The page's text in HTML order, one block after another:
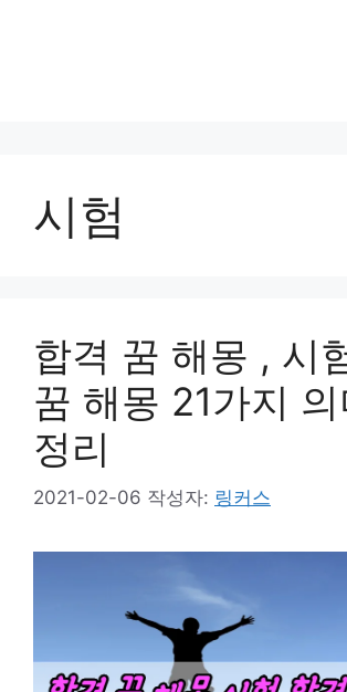
시험
합격 꿈 해몽 , 시
꿈 해몽 21가지
정리
2021-02-06 작성자: 링커스